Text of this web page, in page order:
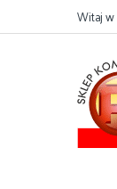
Przejdź do nawigacji
Przejdź do treściWitaj w